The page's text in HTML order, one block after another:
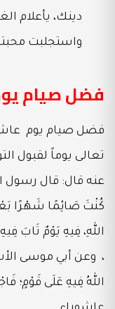
دينك، يأعلام
واستجلبت
فضل صيام
فضل صيام يوم
تعالى يوماً لقبول
عنه قال: قال رسول
كُنْتَ صَائِمًا شَهْرًا
اللهِ، فِيهِ يَوْمٌ تَابَ
، وعن أبي موسى
اللهُ فِيهِ عَلَى قَوْمٍ؛